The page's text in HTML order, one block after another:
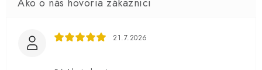
21.7.2026